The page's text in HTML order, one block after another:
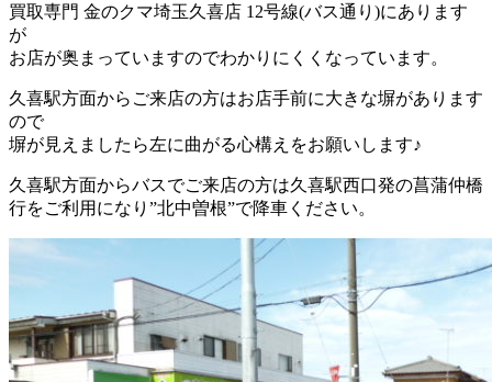
買取専門 金のクマ埼玉久喜店 12号線(バス通り)にあります
が
お店が奥まっていますのでわかりにくくなっています。
久喜駅方面からご来店の方はお店手前に大きな塀があります
ので
塀が見えましたら左に曲がる心構えをお願いします♪
久喜駅方面からバスでご来店の方は久喜駅西口発の菖蒲仲橋
行をご利用になり”北中曽根”で降車ください。